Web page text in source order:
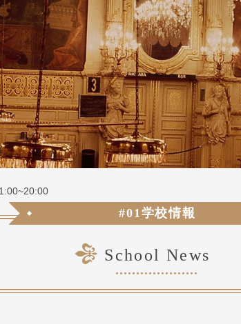
#01学校情報
School News